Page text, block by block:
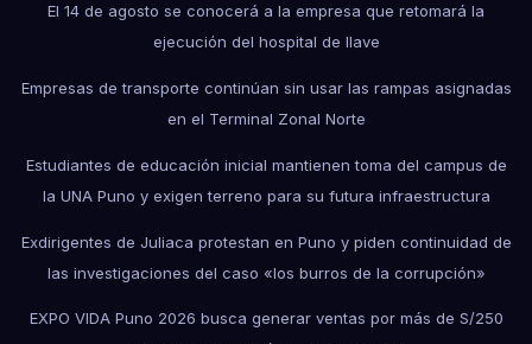
El 14 de agosto se conocerá a la empresa que retomará la
ejecución del hospital de Ilave
Empresas de transporte continúan sin usar las rampas asignadas
en el Terminal Zonal Norte
Estudiantes de educación inicial mantienen toma del campus de
la UNA Puno y exigen terreno para su futura infraestructura
Exdirigentes de Juliaca protestan en Puno y piden continuidad de
las investigaciones del caso «los burros de la corrupción»
EXPO VIDA Puno 2026 busca generar ventas por más de S/250